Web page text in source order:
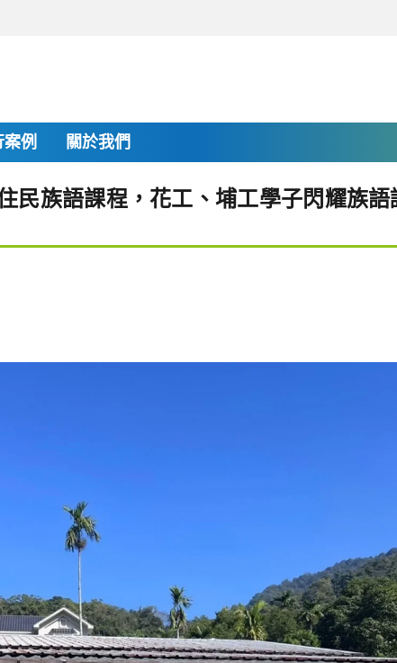
例 關於我們
民族語課程，花工、埔工學子閃耀族語